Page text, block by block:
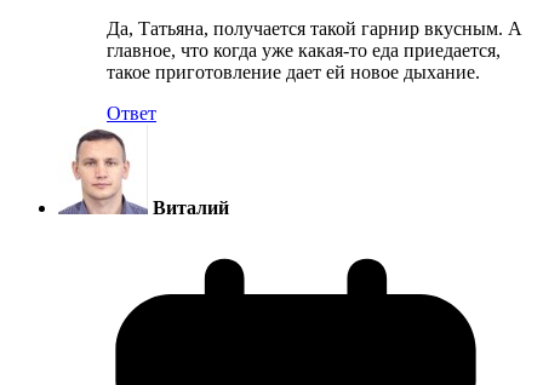
Да, Татьяна, получается такой гарнир вкусным. А
главное, что когда уже какая-то еда приедается,
такое приготовление дает ей новое дыхание.
Ответ
Виталий